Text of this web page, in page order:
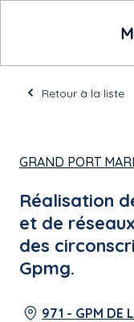
Retour à la liste
GRAND PORT
Réalisation
et de
des
Gpmg.
971 - GPM DE